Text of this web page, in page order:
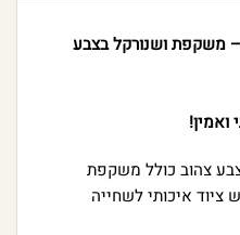
סט צלילה INTEX 55647 – משקפת ושנורקל בצבע
צהוב כולל משקפת
איכותי לשחייה